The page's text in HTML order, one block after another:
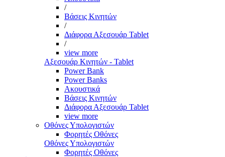
/
Βάσεις Κινητών
/
Διάφορα Αξεσουάρ Tablet
/
view more
Αξεσουάρ Κινητών - Tablet
Power Bank
Power Banks
Ακουστικά
Βάσεις Κινητών
Διάφορα Αξεσουάρ Tablet
view more
Οθόνες Υπολογιστών
Φορητές Οθόνες
Οθόνες Υπολογιστών
Φορητές Οθόνες